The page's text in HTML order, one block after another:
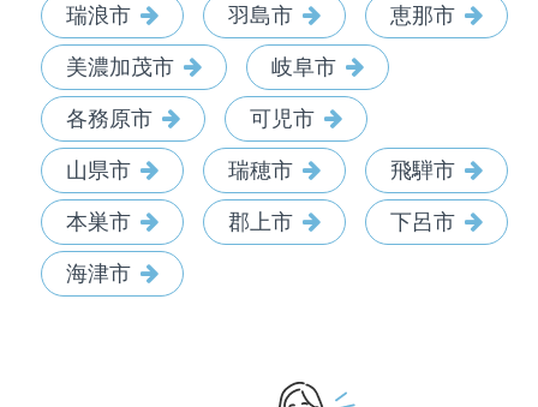
瑞浪市 羽島市 恵那市
美濃加茂市 岐阜市
各務原市 可児市
山県市 瑞穂市 飛騨市
本巣市 郡上市 下呂市
海津市